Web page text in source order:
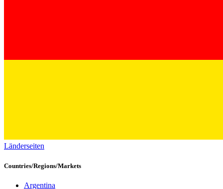
Länderseiten
Countries/Regions/Markets
Argentina